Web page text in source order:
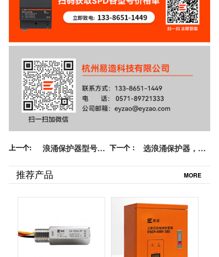
上一个:
浪涌保护器型号全
全生命周期-易造
下一个：
选浪涌保护器，UL
推荐产品 MORE